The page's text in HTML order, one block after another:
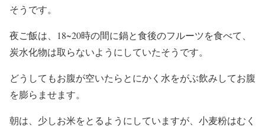
そうです。
夜ご飯は、18~20時の間に鍋と食後のフルーツを食べて、
炭水化物は取らないようにしていたそうです。
どうしてもお腹が空いたらとにかく水をがぶ飲みしてお腹
を膨らませます。
朝は、少しお米をとるようにしていますが、 小麦粉はむく